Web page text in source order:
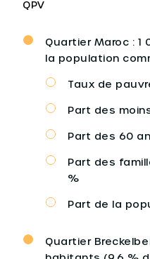
QPV
Quartier Maroc :
la population
Taux de
Part des
Part des 60
Part des
%
Part de la
Quartier